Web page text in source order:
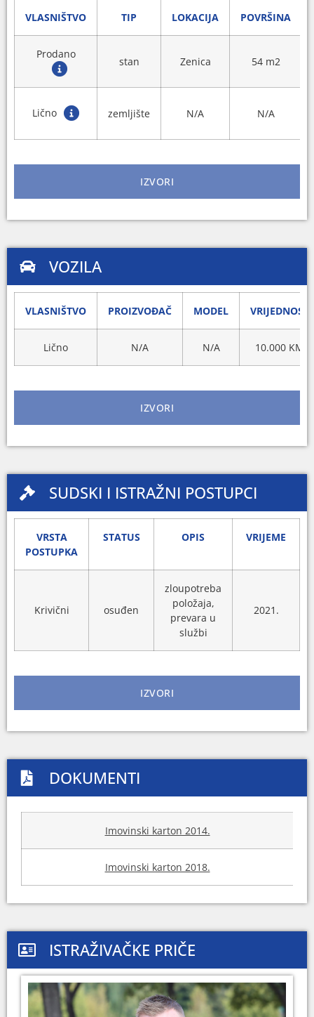
VLASNIŠTVO TIP LOKACIJA POVRŠINA
Prodano
stan Zenica 54 m2
Lično zemljište N/A N/A
IZVORI
VOZILA
VLASNIŠTVO PROIZVOĐAČ MODEL VRIJEDNOST
Lično N/A N/A 10.000 KM
IZVORI
SUDSKI I ISTRAŽNI POSTUPCI
VRSTA
POSTUPKA
STATUS OPIS VRIJEME
Krivični osuđen
zloupotreba
položaja,
prevara u
službi
2021.
IZVORI
DOKUMENTI
Imovinski karton 2014.
Imovinski karton 2018.
ISTRAŽIVAČKE PRIČE